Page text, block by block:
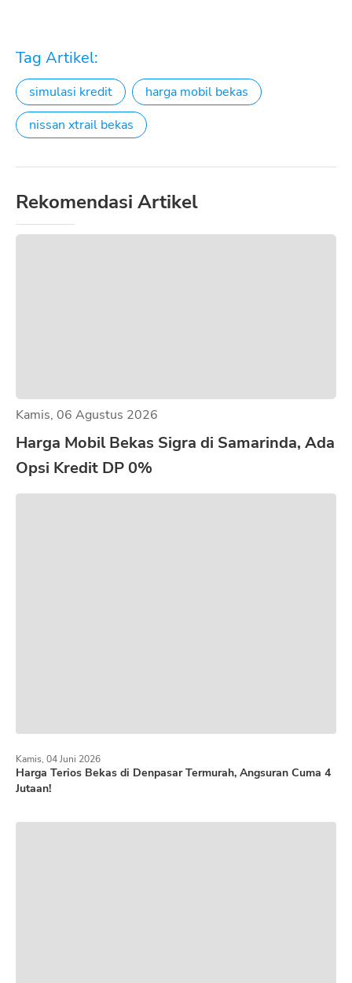
Tag Artikel:
simulasi kredit
harga mobil bekas
nissan xtrail bekas
Rekomendasi Artikel
Kamis, 06 Agustus 2026
Harga Mobil Bekas Sigra di Samarinda, Ada
Opsi Kredit DP 0%
Harga Terios Bekas di Denpasar Termurah, Angsuran Cuma 4
Jutaan!
Kamis, 04 Juni 2026